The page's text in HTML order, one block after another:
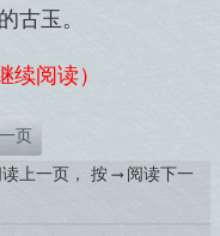
古玉。
阅读）
页
上一页， 按⟶阅读下一